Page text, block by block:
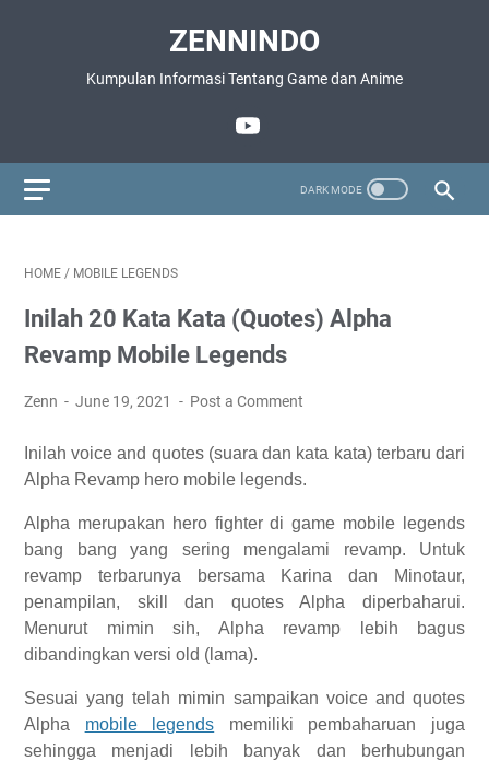
ZENNINDO
Kumpulan Informasi Tentang Game dan Anime
HOME / MOBILE LEGENDS
Inilah 20 Kata Kata (Quotes) Alpha
Revamp Mobile Legends
Zenn June 19, 2021 Post a Comment
Inilah voice and quotes (suara dan kata kata) terbaru dari
Alpha Revamp hero mobile legends.
Alpha merupakan hero fighter di game mobile legends
bang bang yang sering mengalami revamp. Untuk
revamp terbarunya bersama Karina dan Minotaur,
penampilan, skill dan quotes Alpha diperbaharui.
Menurut mimin sih, Alpha revamp lebih bagus
dibandingkan versi old (lama).
Sesuai yang telah mimin sampaikan voice and quotes
Alpha mobile legends memiliki pembaharuan juga
sehingga menjadi lebih banyak dan berhubungan